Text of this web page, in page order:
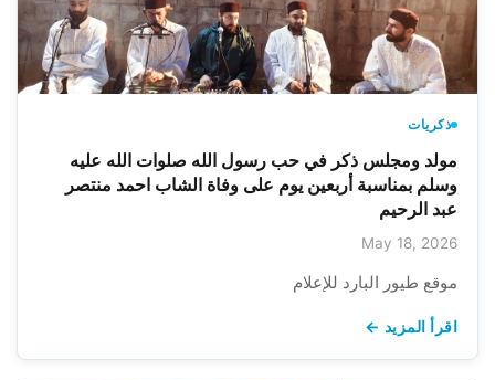
ذكريات
مولد ومجلس ذكر في حب رسول الله صلوات الله عليه
وسلم بمناسبة أربعين يوم على وفاة الشاب احمد منتصر
عبد الرحيم
May 18, 2026
موقع طيور البارد للإعلام
اقرأ المزيد ←